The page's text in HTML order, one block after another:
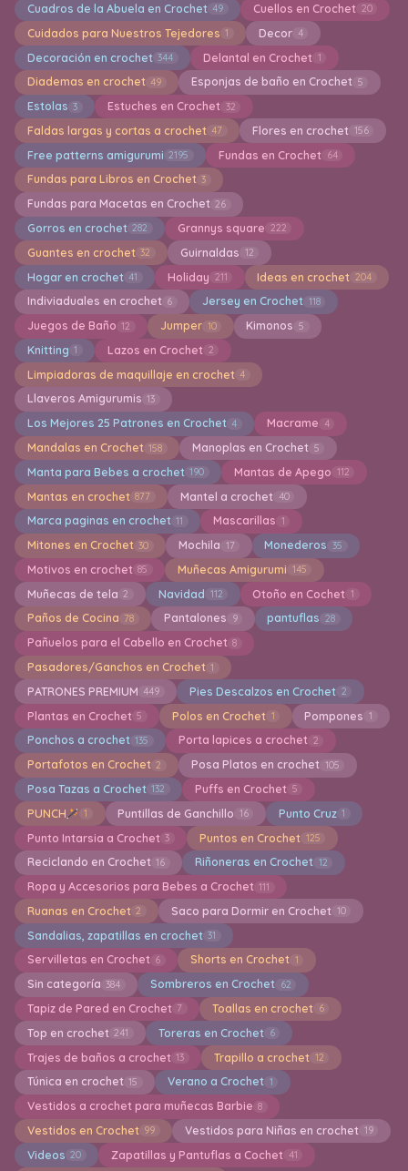
Cuadros de la Abuela en Crochet 49 Cuellos en Crochet 20
Cuidados para Nuestros Tejedores 1 Decor 4
Decoración en crochet 344 Delantal en Crochet 1
Diademas en crochet 49 Esponjas de baño en Crochet 5
Estolas 3 Estuches en Crochet 32
Faldas largas y cortas a crochet 47 Flores en crochet 156
Free patterns amigurumi 2195 Fundas en Crochet 64
Fundas para Libros en Crochet 3
Fundas para Macetas en Crochet 26
Gorros en crochet 282 Grannys square 222
Guantes en crochet 32 Guirnaldas 12
Hogar en crochet 41 Holiday 211 Ideas en crochet 204
Indiviaduales en crochet 6 Jersey en Crochet 118
Juegos de Baño 12 Jumper 10 Kimonos 5
Knitting 1 Lazos en Crochet 2
Limpiadoras de maquillaje en crochet 4
Llaveros Amigurumis 13
Los Mejores 25 Patrones en Crochet 4 Macrame 4
Mandalas en Crochet 158 Manoplas en Crochet 5
Manta para Bebes a crochet 190 Mantas de Apego 112
Mantas en crochet 877 Mantel a crochet 40
Marca paginas en crochet 11 Mascarillas 1
Mitones en Crochet 30 Mochila 17 Monederos 35
Motivos en crochet 85 Muñecas Amigurumi 145
Muñecas de tela 2 Navidad 112 Otoño en Cochet 1
Paños de Cocina 78 Pantalones 9 pantuflas 28
Pañuelos para el Cabello en Crochet 8
Pasadores/Ganchos en Crochet 1
PATRONES PREMIUM 449 Pies Descalzos en Crochet 2
Plantas en Crochet 5 Polos en Crochet 1 Pompones 1
Ponchos a crochet 135 Porta lapices a crochet 2
Portafotos en Crochet 2 Posa Platos en crochet 105
Posa Tazas a Crochet 132 Puffs en Crochet 5
PUNCH 1 Puntillas de Ganchillo 16 Punto Cruz 1
Punto Intarsia a Crochet 3 Puntos en Crochet 125
Reciclando en Crochet 16 Riñoneras en Crochet 12
Ropa y Accesorios para Bebes a Crochet 111
Ruanas en Crochet 2 Saco para Dormir en Crochet 10
Sandalias, zapatillas en crochet 31
Servilletas en Crochet 6 Shorts en Crochet 1
Sin categoría 384 Sombreros en Crochet 62
Tapiz de Pared en Crochet 7 Toallas en crochet 6
Top en crochet 241 Toreras en Crochet 6
Trajes de baños a crochet 13 Trapillo a crochet 12
Túnica en crochet 15 Verano a Crochet 1
Vestidos a crochet para muñecas Barbie 8
Vestidos en Crochet 99 Vestidos para Niñas en crochet 19
Videos 20 Zapatillas y Pantuflas a Cochet 41